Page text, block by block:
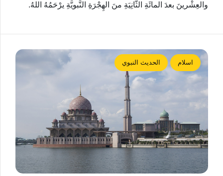
والعِشْرينَ بعدَ المائَةِ الثَّانِيَةِ منَ الهِجْرَةِ النَّبويَّةِ يرْحَمُهُ اللهُ.
اسلام الحديث النبوي